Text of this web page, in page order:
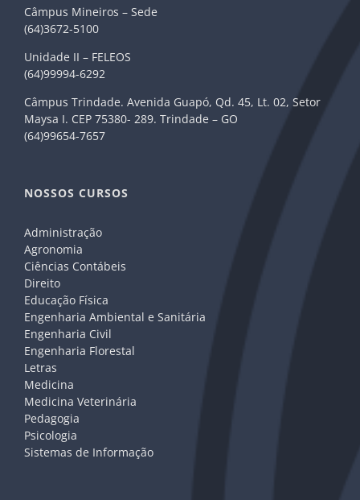
Câmpus Mineiros – Sede
(64)3672-5100
Unidade II – FELEOS
(64)99994-6292
Câmpus Trindade. Avenida Guapó, Qd. 45, Lt. 02, Setor
Maysa I. CEP 75380- 289. Trindade – GO
(64)99654-7657
NOSSOS CURSOS
Administração
Agronomia
Ciências Contábeis
Direito
Educação Física
Engenharia Ambiental e Sanitária
Engenharia Civil
Engenharia Florestal
Letras
Medicina
Medicina Veterinária
Pedagogia
Psicologia
Sistemas de Informação